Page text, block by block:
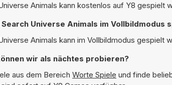
Animals kann kostenlos auf Y8 gespielt
Search Universe Animals im Vollbildmodus
Animals kann im Vollbildmodus
wir als nächtes probieren?
aus dem Bereich Worte Spiele und finde